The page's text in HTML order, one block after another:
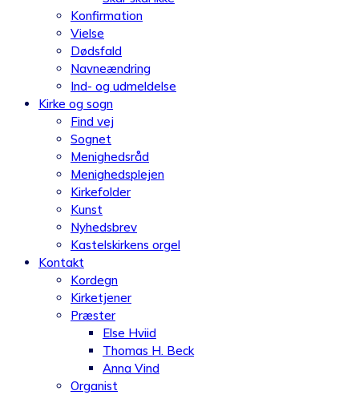
Konfirmation
Vielse
Dødsfald
Navneændring
Ind- og udmeldelse
Kirke og sogn
Find vej
Sognet
Menighedsråd
Menighedsplejen
Kirkefolder
Kunst
Nyhedsbrev
Kastelskirkens orgel
Kontakt
Kordegn
Kirketjener
Præster
Else Hviid
Thomas H. Beck
Anna Vind
Organist